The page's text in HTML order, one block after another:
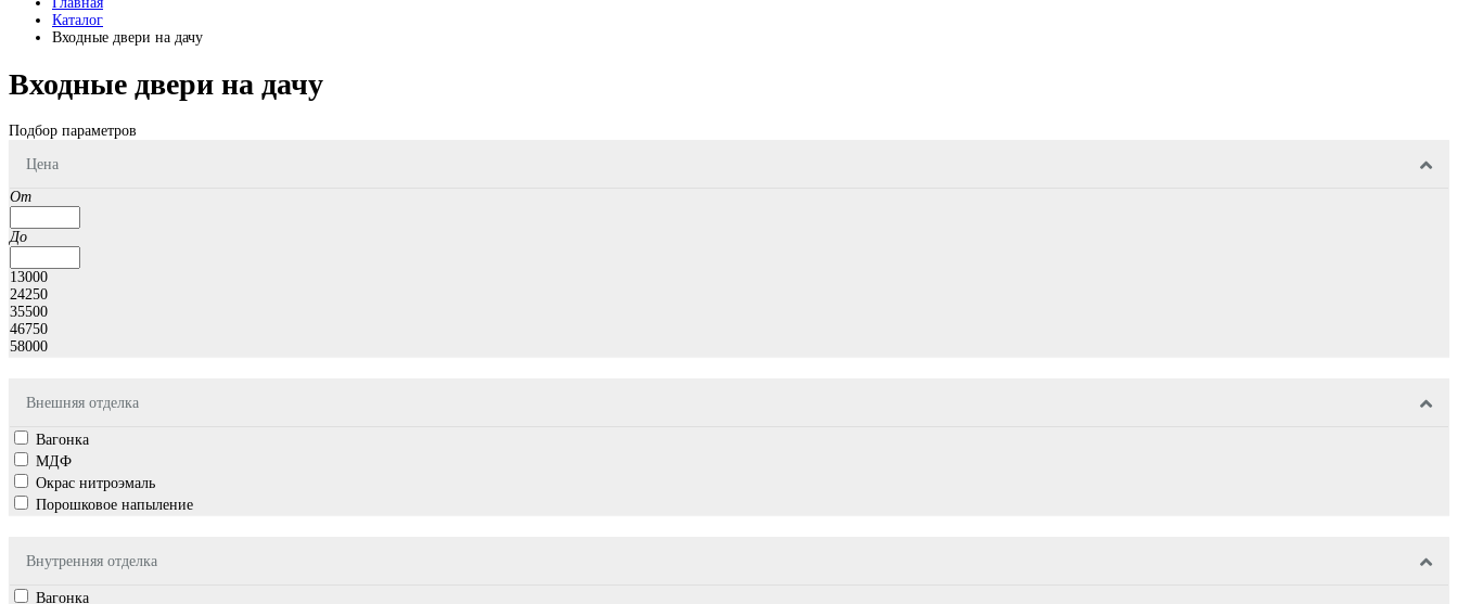
Каталог
Входные двери на дачу
Входные двери на дачу
Подбор параметров
Цена
От
До
13000
24250
35500
46750
58000
Внешняя отделка
Вагонка
МДФ
Окрас нитроэмаль
Порошковое напыление
Внутренняя отделка
Вагонка